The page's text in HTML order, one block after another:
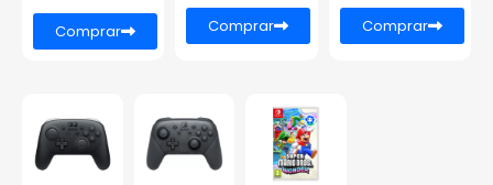
Comprar Comprar Comprar